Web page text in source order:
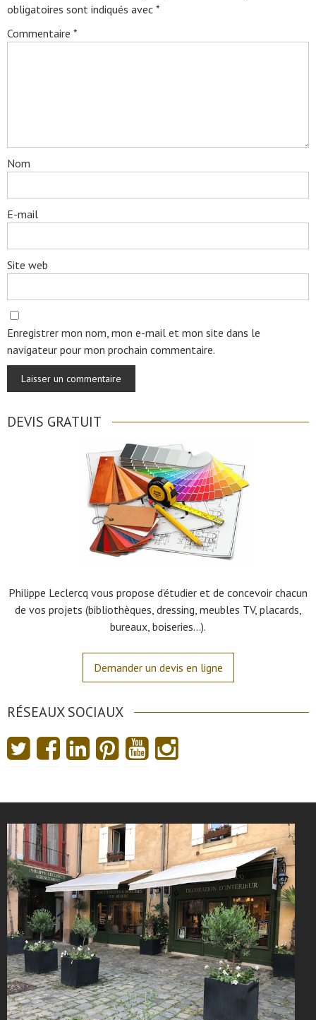
obligatoires sont indiqués avec *
Commentaire *
Nom
E-mail
Site web
Enregistrer mon nom, mon e-mail et mon site dans le
navigateur pour mon prochain commentaire.
DEVIS GRATUIT
Philippe Leclercq vous propose d’étudier et de concevoir chacun
de vos projets (bibliothèques, dressing, meubles TV, placards,
bureaux, boiseries…).
Demander un devis en ligne
RÉSEAUX SOCIAUX